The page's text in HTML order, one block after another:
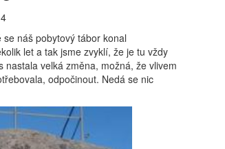
náš pobytový tábor konal
let a tak jsme zvyklí, že je tu vždy
velká změna, možná, že vlivem
odpočinout. Nedá se nic